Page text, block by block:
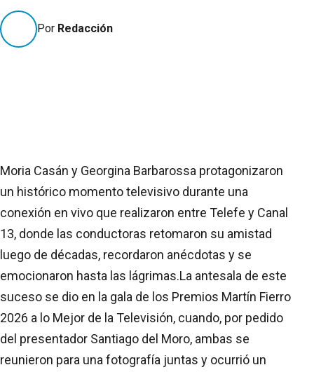
Por Redacción
Moria Casán y Georgina Barbarossa protagonizaron
un histórico momento televisivo durante una
conexión en vivo que realizaron entre Telefe y Canal
13, donde las conductoras retomaron su amistad
luego de décadas, recordaron anécdotas y se
emocionaron hasta las lágrimas.La antesala de este
suceso se dio en la gala de los Premios Martín Fierro
2026 a lo Mejor de la Televisión, cuando, por pedido
del presentador Santiago del Moro, ambas se
reunieron para una fotografía juntas y ocurrió un